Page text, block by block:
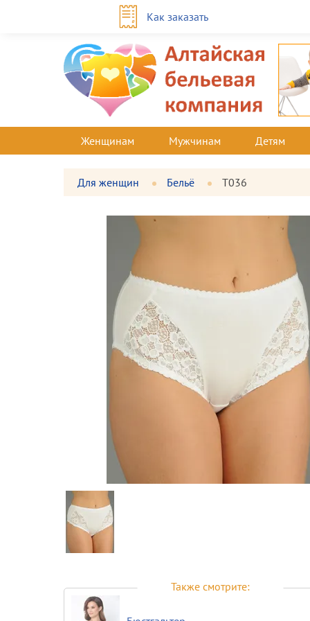
Как заказать
Женщинам Мужчинам Детям
Для женщин Бельё Т036
Фотографии
Большая
Также смотрите: